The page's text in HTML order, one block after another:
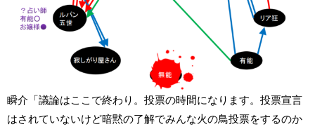
瞬介「議論はここで終わり。投票の時間になります。投票宣言
はされていないけど暗黙の了解でみんな火の鳥投票をするのか